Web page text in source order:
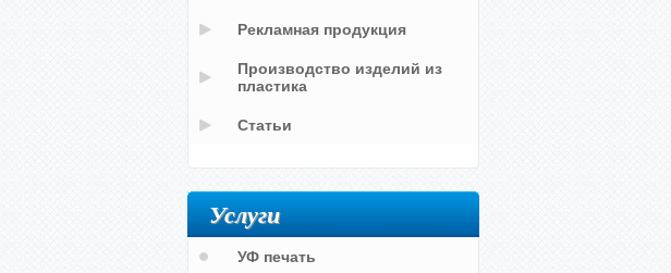
Рекламная продукция
Производство изделий из
пластика
Статьи
Услуги
УФ печать